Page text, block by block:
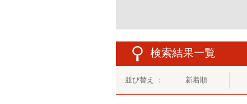
検索結果一覧
並び替え ： 新着順